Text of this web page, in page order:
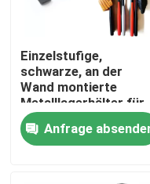
Einzelstufige,
schwarze, an der
Wand montierte
Metalllagerhälter für
die Organisation von
Unterhaltungsstätten
Anfrage